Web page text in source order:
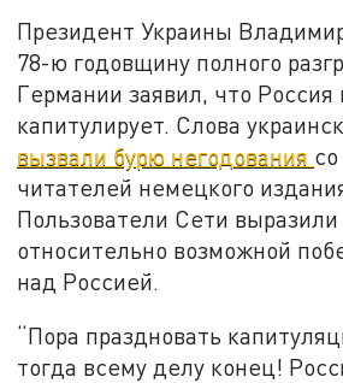
Президент Украины
78-ю годовщину полного
Германии заявил, что Россия
капитулирует. Слова
вызвали бурю негодования
читателей немецкого
Пользователи Сети
относительно возможной
над Россией.
“Пора праздновать
тогда всему делу конец!